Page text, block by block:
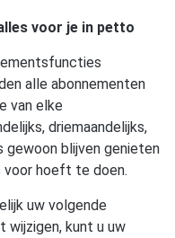
voor je in petto
alle abonnementen
van elke
driemaandelijks,
gewoon blijven genieten
voor hoeft te doen.
uw volgende
wijzigen, kunt u uw